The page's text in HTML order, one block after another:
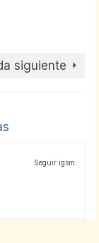
siguiente
Seguir igsm: